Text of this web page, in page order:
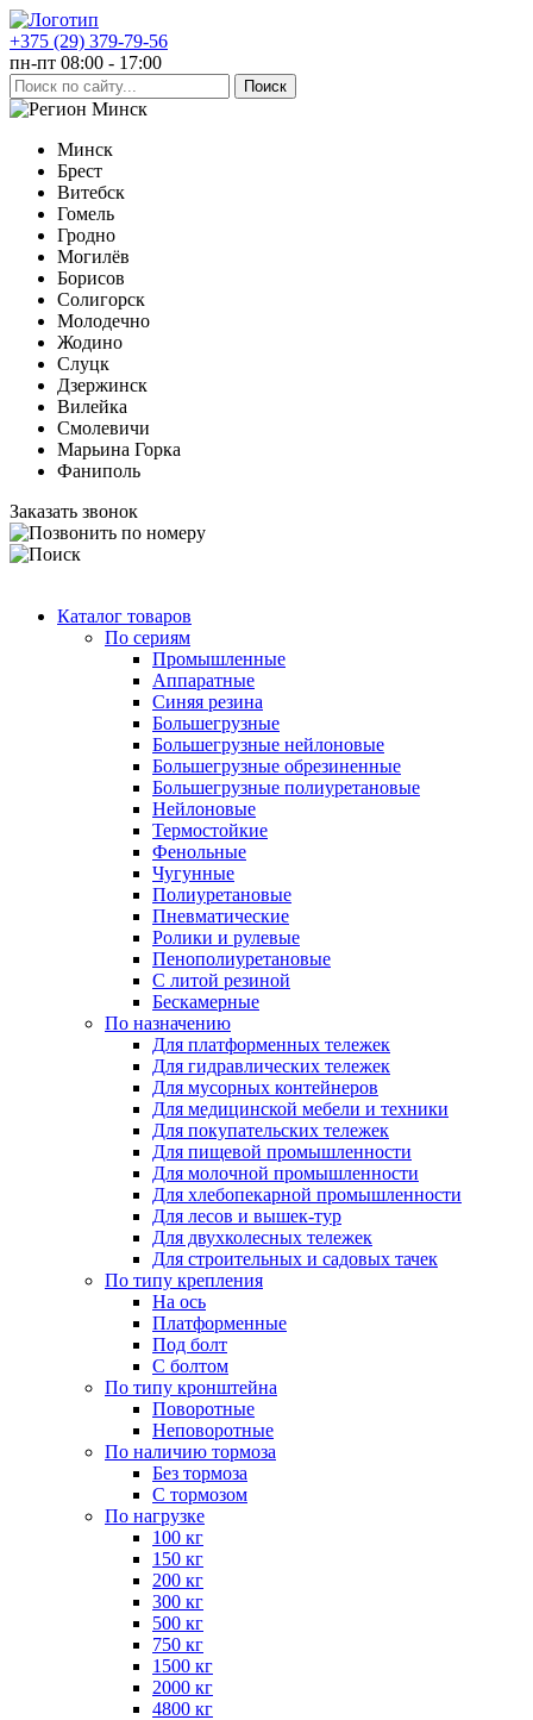
+375 (29) 379-79-56
пн-пт 08:00 - 17:00
Минск
Минск
Брест
Витебск
Гомель
Гродно
Могилёв
Борисов
Солигорск
Молодечно
Жодино
Слуцк
Дзержинск
Вилейка
Смолевичи
Марьина Горка
Фаниполь
Заказать звонок
Каталог товаров
По сериям
Промышленные
Аппаратные
Синяя резина
Большегрузные
Большегрузные нейлоновые
Большегрузные обрезиненные
Большегрузные полиуретановые
Нейлоновые
Термостойкие
Фенольные
Чугунные
Полиуретановые
Пневматические
Ролики и рулевые
Пенополиуретановые
С литой резиной
Бескамерные
По назначению
Для платформенных тележек
Для гидравлических тележек
Для мусорных контейнеров
Для медицинской мебели и техники
Для покупательских тележек
Для пищевой промышленности
Для молочной промышленности
Для хлебопекарной промышленности
Для лесов и вышек-тур
Для двухколесных тележек
Для строительных и садовых тачек
По типу крепления
На ось
Платформенные
Под болт
С болтом
По типу кронштейна
Поворотные
Неповоротные
По наличию тормоза
Без тормоза
С тормозом
По нагрузке
100 кг
150 кг
200 кг
300 кг
500 кг
750 кг
1500 кг
2000 кг
4800 кг